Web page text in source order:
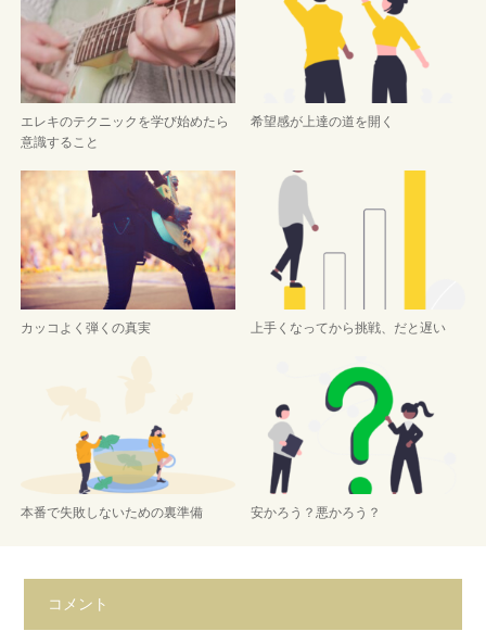
エレキのテクニックを学び始めたら
意識すること
希望感が上達の道を開く
カッコよく弾くの真実 上手くなってから挑戦、だと遅い
本番で失敗しないための裏準備 安かろう？悪かろう？
コメント